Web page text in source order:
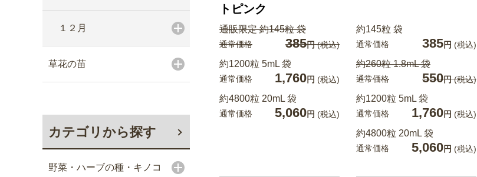
１２月
草花の苗
カテゴリから探す
野菜・ハーブの種・キノコ
トピンク
通販限定 約145粒 袋
通常価格 385円(税込)
約1200粒 5mL 袋
通常価格 1,760円 (税込)
約4800粒 20mL 袋
通常価格 5,060円 (税込)
約145粒 袋
通常価格 385円 (税込)
約260粒 1.8mL 袋
通常価格 550円(税込)
約1200粒 5mL 袋
通常価格 1,760円 (税込)
約4800粒 20mL 袋
通常価格 5,060円 (税込)